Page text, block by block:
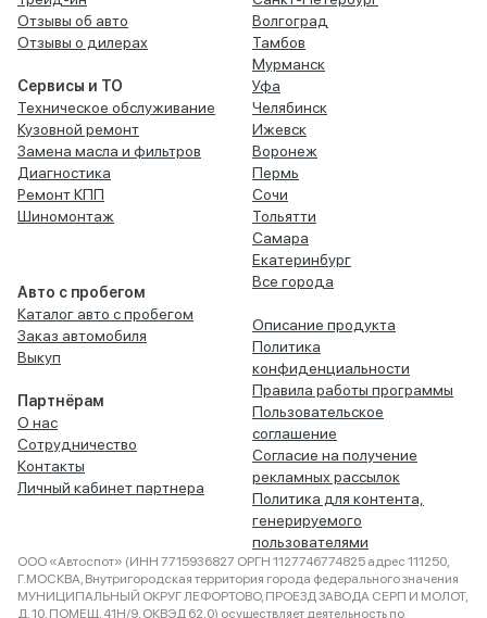
Отзывы об авто
Отзывы о дилерах
Сервисы и ТО
Техническое обслуживание
Кузовной ремонт
Замена масла и фильтров
Диагностика
Ремонт КПП
Шиномонтаж
Авто с пробегом
Каталог авто с пробегом
Заказ автомобиля
Выкуп
Партнёрам
О нас
Сотрудничество
Контакты
Личный кабинет партнера
Волгоград
Тамбов
Мурманск
Уфа
Челябинск
Ижевск
Воронеж
Пермь
Сочи
Тольятти
Самара
Екатеринбург
Все города
Описание продукта
Политика
конфиденциальности
Правила работы программы
Пользовательское
соглашение
Согласие на получение
рекламных рассылок
Политика для контента,
генерируемого
пользователями
ООО «Автоспот» (ИНН 7715936827 ОРГН 1127746774825 адрес 111250,
Г.МОСКВА, Внутригородская территория города федерального значения
МУНИЦИПАЛЬНЫЙ ОКРУГ ЛЕФОРТОВО, ПРОЕЗД ЗАВОДА СЕРП И МОЛОТ,
Д. 10, ПОМЕЩ. 41Н/9, ОКВЭД 62.0) осуществляет деятельность по